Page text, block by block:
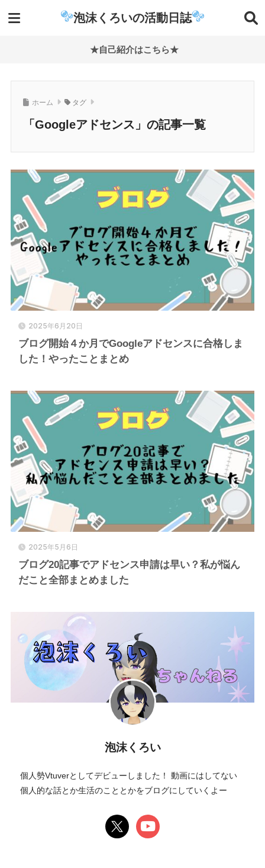
泡沫くろいの活動日誌
★自己紹介はこちら★
ホーム タグ
「Googleアドセンス」の記事一覧
2025年6月20日
ブログ開始４か月でGoogleアドセンスに合格しま
した！やったことまとめ
2025年5月6日
ブログ20記事でアドセンス申請は早い？私が悩ん
だこと全部まとめました
泡沫くろい
個人勢Vtuverとしてデビューしました！ 動画にはしてない
個人的な話とか生活のこととかをブログにしていくよー